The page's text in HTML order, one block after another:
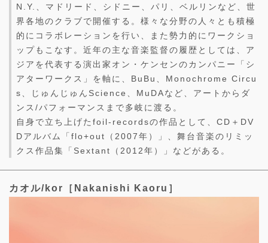
N.Y.、マドリード、シドニー、パリ、ベルリンなど、世
界各地のクラブで開催する。様々な分野の人々とも積極
的にコラボレーションを行い、また勢力的にワークショ
ップもこなす。近年の主な音楽監督の履歴としては、ア
ジアを代表する演出家オン・ケンセンのカンパニー「シ
アターワークス」を軸に、BuBu、Monochrome Circu
s、じゅんじゅんScience、MuDAなど、アートからダ
ンス/パフォーマンスまで多岐に渡る。
自身で立ち上げたfoil-recordsの作品として、CD＋DV
Dアルバム「flo+out（2007年）」、舞台音楽のリミッ
クス作品集「Sextant（2012年）」などがある。
カオル/kor［Nakanishi Kaoru］